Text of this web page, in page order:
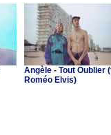
Angèle - Tout Oublier
Roméo Elvis)